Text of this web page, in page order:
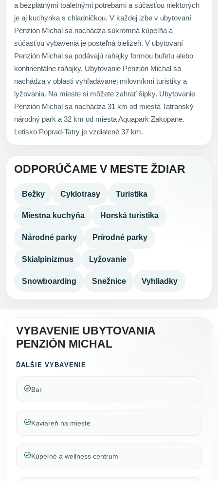
a bezplatnými toaletnými potrebami a súčasťou niektorých
je aj kuchynka s chladničkou. V každej izbe v ubytovaní
Penzión Michal sa nachádza súkromná kúpeľňa a
súčasťou vybavenia je posteľná bielizeň. V ubytovaní
Penzión Michal sa podávajú raňajky formou bufetu alebo
kontinentálne raňajky. Ubytovanie Penzión Michal sa
nachádza v oblasti vyhľadávanej milovníkmi turistiky a
lyžovania. Na mieste si môžete zahrať šipky. Ubytovanie
Penzión Michal sa nachádza 31 km od miesta Tatranský
národný park a 32 km od miesta Aquapark Zakopane.
Letisko Poprad-Tatry je vzdialené 37 km.
ODPORÚČAME V MESTE ŽDIAR
Bežky Cyklotrasy Turistika
Miestna kuchyňa Horská turistika
Národné parky Prírodné parky
Skialpinizmus Lyžovanie
Snowboarding Snežnice Vyhliadky
VYBAVENIE UBYTOVANIA
PENZIÓN MICHAL
ĎALŠIE VYBAVENIE
Bar
Kaviareň na mieste
Kúpeľné a wellness centrum